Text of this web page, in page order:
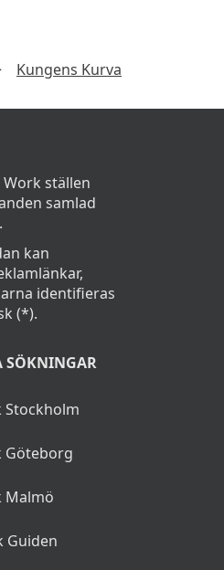
Kungens Kurva
ställen
samlad
kan
identifieras
(*).
SÖKNINGAR
Göteborg
Malmö
Guiden